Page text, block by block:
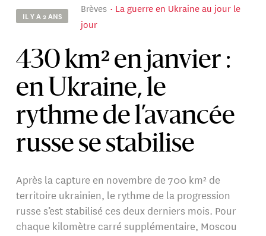
IL Y A 2 ANS
Brèves
La guerre en Ukraine au jour le
jour
430 km² en janvier :
en Ukraine, le
rythme de l’avancée
russe se stabilise
Après la capture en novembre de 700 km² de
territoire ukrainien, le rythme de la progression
russe s’est stabilisé ces deux derniers mois. Pour
chaque kilomètre carré supplémentaire, Moscou